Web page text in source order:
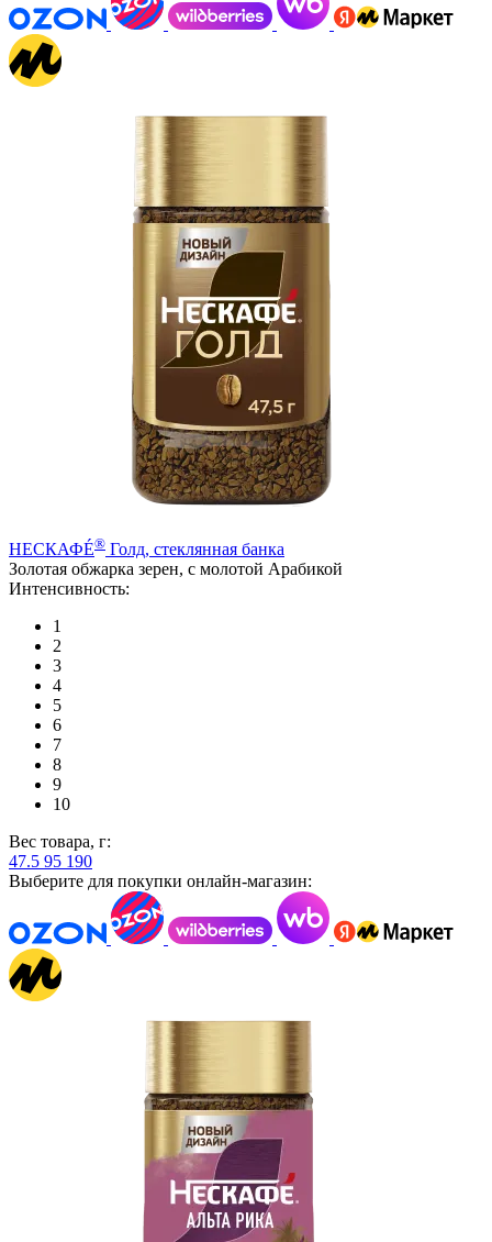
НЕСКАФÉ® Голд, стеклянная банка
Золотая обжарка зерен, с молотой Арабикой
Интенсивность:
1
2
3
4
5
6
7
8
9
10
Вес товара, г:
47.5 95 190
Выберите для покупки онлайн-магазин: